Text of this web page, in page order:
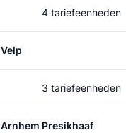
4 tariefeenheden
Velp
3 tariefeenheden
Arnhem Presikhaaf